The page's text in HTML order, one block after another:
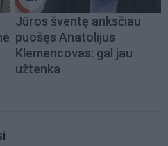
Jūros šventę anksčiau
puošęs Anatolijus
Klemencovas: gal jau
užtenka